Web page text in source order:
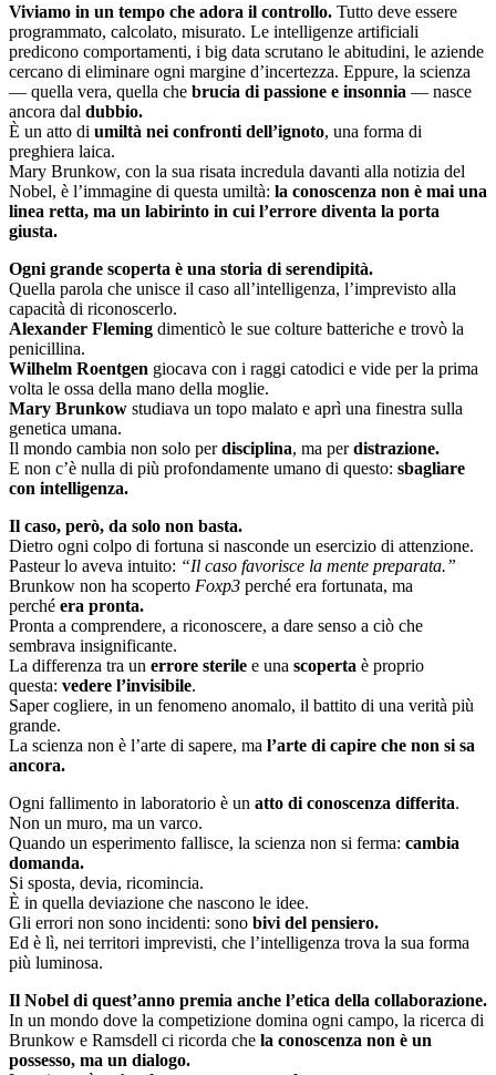
Viviamo in un tempo che adora il controllo. Tutto deve essere
programmato, calcolato, misurato. Le intelligenze artificiali
predicono comportamenti, i big data scrutano le abitudini, le aziende
cercano di eliminare ogni margine d’incertezza. Eppure, la scienza
— quella vera, quella che brucia di passione e insonnia — nasce
ancora dal dubbio.
È un atto di umiltà nei confronti dell’ignoto, una forma di
preghiera laica.
Mary Brunkow, con la sua risata incredula davanti alla notizia del
Nobel, è l’immagine di questa umiltà: la conoscenza non è mai una
linea retta, ma un labirinto in cui l’errore diventa la porta
giusta.
Ogni grande scoperta è una storia di serendipità.
Quella parola che unisce il caso all’intelligenza, l’imprevisto alla
capacità di riconoscerlo.
Alexander Fleming dimenticò le sue colture batteriche e trovò la
penicillina.
Wilhelm Roentgen giocava con i raggi catodici e vide per la prima
volta le ossa della mano della moglie.
Mary Brunkow studiava un topo malato e aprì una finestra sulla
genetica umana.
Il mondo cambia non solo perdisciplina, ma perdistrazione.
E non c’è nulla di più profondamente umano di questo: sbagliare
con intelligenza.
Il caso, però, da solo non basta.
Dietro ogni colpo di fortuna si nasconde un esercizio di attenzione.
Pasteur lo aveva intuito: “Il caso favorisce la mente preparata.”
Brunkow non ha scoperto Foxp3 perché era fortunata, ma
perché era pronta.
Pronta a comprendere, a riconoscere, a dare senso a ciò che
sembrava insignificante.
La differenza tra un errore sterile e una scoperta è proprio
questa: vedere l’invisibile.
Saper cogliere, in un fenomeno anomalo, il battito di una verità più
grande.
La scienza non è l’arte di sapere, ma l’arte di capire che non si sa
ancora.
Ogni fallimento in laboratorio è un atto di conoscenza differita.
Non un muro, ma un varco.
Quando un esperimento fallisce, la scienza non si ferma: cambia
domanda.
Si sposta, devia, ricomincia.
È in quella deviazione che nascono le idee.
Gli errori non sono incidenti: sono bivi del pensiero.
Ed è lì, nei territori imprevisti, che l’intelligenza trova la sua forma
più luminosa.
Il Nobel di quest’anno premia anche l’etica della collaborazione.
In un mondo dove la competizione domina ogni campo, la ricerca di
Brunkow e Ramsdell ci ricorda che la conoscenza non è un
possesso, ma un dialogo.